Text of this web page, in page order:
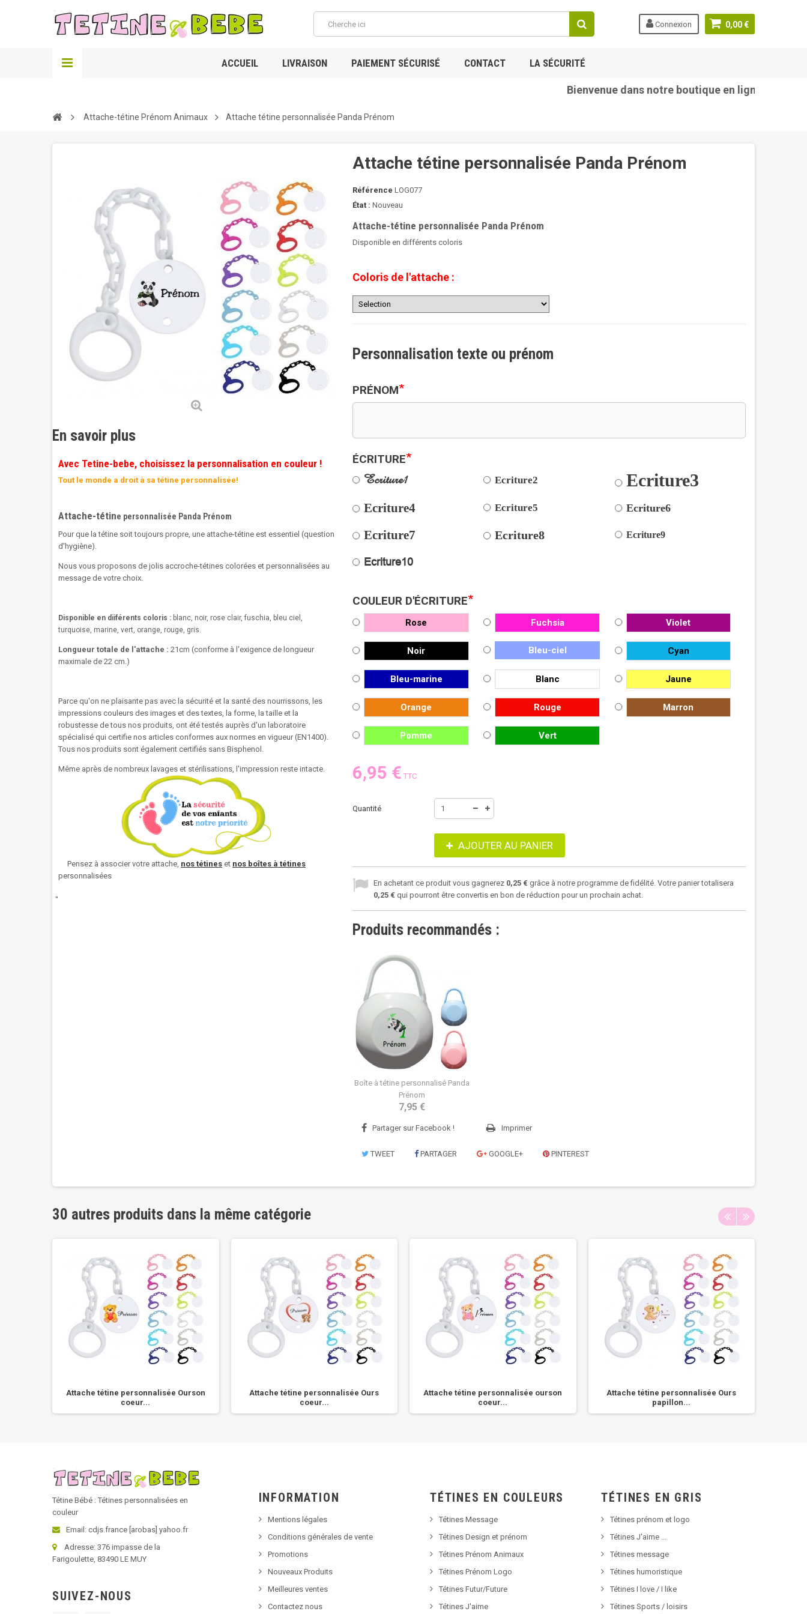
0,00 €
Connexion
ACCUEIL LIVRAISON PAIEMENT SÉCURISÉ CONTACT LA SÉCURITÉ
Bienvenue dans notre boutique en ligne tetine-
Attache-tétine Prénom Animaux Attache tétine personnalisée Panda Prénom
En savoir plus
Avec Tetine-bebe, choisissez la personnalisation en couleur !
Tout le monde a droit à sa tétine personnalisée!
Attache-tétine personnalisée Panda Prénom
Pour que la tétine soit toujours propre, une attache-tétine est essentiel (question
d'hygiène).
Nous vous proposons de jolis accroche-tétines colorées et personnalisées au
message de votre choix.
Disponible en diiférents coloris : blanc, noir, rose clair, fuschia, bleu ciel,
turquoise, marine, vert, orange, rouge, gris.
Longueur totale de l'attache : 21cm (conforme à l'exigence de longueur
maximale de 22 cm.)
Parce qu'on ne plaisante pas avec la sécurité et la santé des nourrissons, les
impressions couleurs des images et des textes, la forme, la taille et la
robustesse de tous nos produits, ont été testés auprès d'un laboratoire
spécialisé qui certifie nos articles conformes aux normes en vigueur (EN1400).
Tous nos produits sont également certifiés sans Bisphenol.
Même après de nombreux lavages et stérilisations, l'impression reste intacte.
Pensez à associer votre attache, nos tétines et nos boîtes à tétines
personnalisées
"
Attache tétine personnalisée Panda Prénom
Référence LOG077
État : Nouveau
Attache-tétine personnalisée Panda Prénom
Disponible en différents coloris
Coloris de l'attache :
Personnalisation texte ou prénom
PRÉNOM*
ÉCRITURE*
Ecriture1 Ecriture2 Ecriture3
Ecriture4 Ecriture5 Ecriture6
Ecriture7 Ecriture8 Ecriture9
Ecriture10
COULEUR D'ÉCRITURE*
Rose Fuchsia Violet
Noir Bleu-ciel Cyan
Bleu-marine Blanc Jaune
Orange Rouge Marron
Pomme Vert
6,95 € TTC
Quantité
AJOUTER AU PANIER
En achetant ce produit vous gagnerez 0,25 € grâce à notre programme de fidélité. Votre panier totalisera
0,25 € qui pourront être convertis en bon de réduction pour un prochain achat.
Produits recommandés :
Boîte à tétine personnalisé Panda
Prénom
7,95 €
Partager sur Facebook ! Imprimer
TWEET PARTAGER GOOGLE+ PINTEREST
30 autres produits dans la même catégorie
Attache tétine personnalisée Ourson
coeur...
Attache tétine personnalisée Ours
coeur...
Attache tétine personnalisée ourson
coeur...
Attache tétine personnalisée Ours
papillon...
Tétine Bébé : Tétines personnalisées en
couleur
Email: cdjs.france [arobas] yahoo.fr
Adresse: 376 impasse de la
Farigoulette, 83490 LE MUY
SUIVEZ-NOUS
INFORMATION
Mentions légales
Conditions générales de vente
Promotions
Nouveaux Produits
Meilleures ventes
Contactez nous
TÉTINES EN COULEURS
Tétines Message
Tétines Design et prénom
Tétines Prénom Animaux
Tétines Prénom Logo
Tétines Futur/Future
Tétines J'aime
TÉTINES EN GRIS
Tétines prénom et logo
Tétines J'aime ...
Tétines message
Tétines humoristique
Tétines I love / I like
Tétines Sports / loisirs